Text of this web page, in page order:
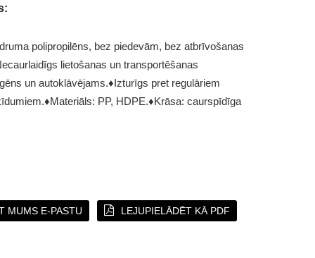
polipropilēns, bez piedevām, bez atbrīvošanas
lietošanas un transportēšanas
un autoklāvējams.♦Izturīgs pret regulāriem
♦Materiāls: PP, HDPE.♦Krāsa: caurspīdīga
MUMS E-PASTU LEJUPIELĀDĒT KĀ PDF